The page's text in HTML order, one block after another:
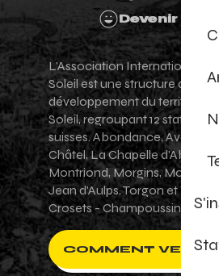
Devenir
L'Association Internationale
Soleil est une structure de
développement du territoire
Soleil, regroupant 12 stations
suisses. Abondance, Avoriaz
Châtel, La Chapelle
Montriond, Morgins, Morzine-
Jean d'Aulps, Torgon et Val-
Crosets - Champoussin.
COMMENT VENIR